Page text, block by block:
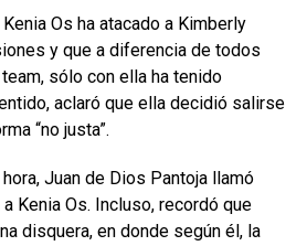
Os ha atacado a Kimberly
y que a diferencia de todos
sólo con ella ha tenido
aclaró que ella decidió salirse
“no justa”.
Juan de Dios Pantoja llamó
Kenia Os. Incluso, recordó que
disquera, en donde según él, la